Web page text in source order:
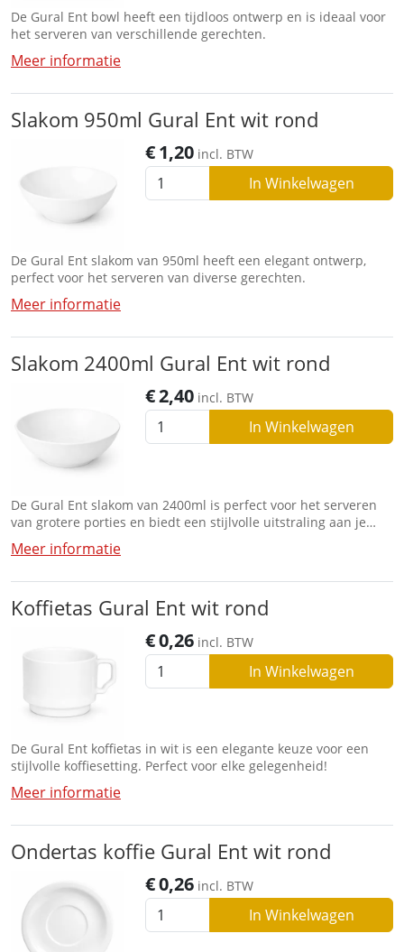
De Gural Ent bowl heeft een tijdloos ontwerp en is ideaal voor
het serveren van verschillende gerechten.
Meer informatie
Slakom 950ml Gural Ent wit rond
€1,20 incl. BTW
In Winkelwagen
De Gural Ent slakom van 950ml heeft een elegant ontwerp,
perfect voor het serveren van diverse gerechten.
Meer informatie
Slakom 2400ml Gural Ent wit rond
€2,40 incl. BTW
In Winkelwagen
De Gural Ent slakom van 2400ml is perfect voor het serveren
van grotere porties en biedt een stijlvolle uitstraling aan je
Meer informatie
Koffietas Gural Ent wit rond
€0,26 incl. BTW
In Winkelwagen
De Gural Ent koffietas in wit is een elegante keuze voor een
stijlvolle koffiesetting. Perfect voor elke gelegenheid!
Meer informatie
Ondertas koffie Gural Ent wit rond
€0,26 incl. BTW
In Winkelwagen